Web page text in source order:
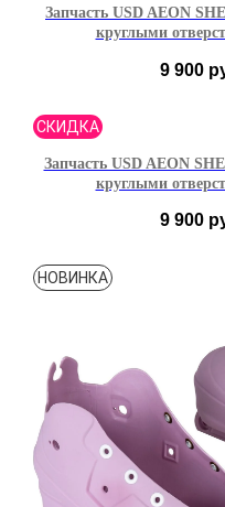
Запчасть USD AEON
круглыми
9 900
СКИДКА
Запчасть USD AEON
круглыми
9 900
36-38
НОВИНКА